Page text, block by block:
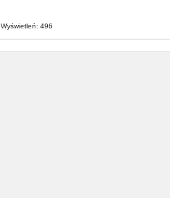
fascinating—if a bit
unpolished.
with an updated
Wyświetleń: 496